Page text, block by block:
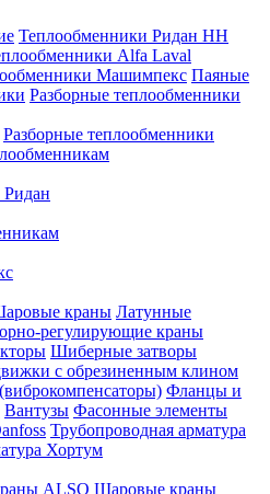
Теплообменники Ридан НН
Alfa Laval
Машимпекс Паяные
Разборные теплообменники
Разборные теплообменники
Ридан
краны Латунные
регулирующие краны
Шиберные затворы
с обрезиненным клином
Фланцы и
Вантузы Фасонные элементы
Трубопроводная арматура
Хортум
ALSO Шаровые краны